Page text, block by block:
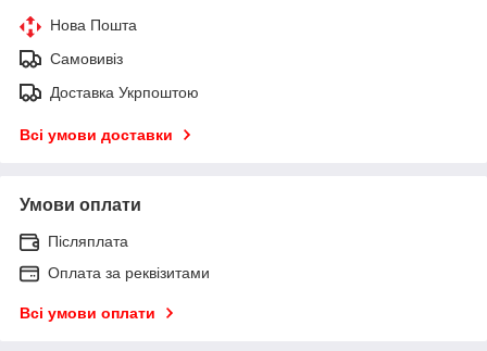
Нова Пошта
Самовивіз
Доставка Укрпоштою
Всі умови доставки
Умови оплати
Післяплата
Оплата за реквізитами
Всі умови оплати